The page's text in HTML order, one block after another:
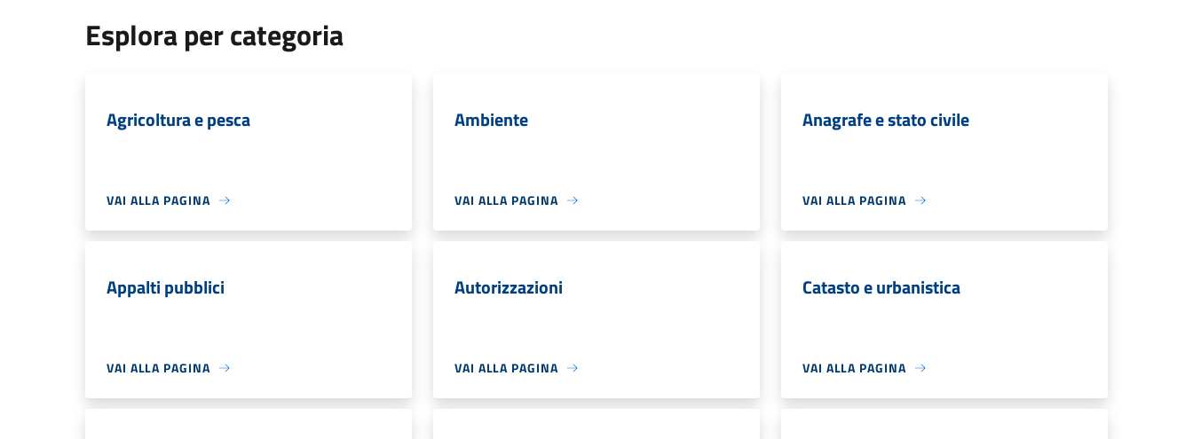
Esplora per categoria
Agricoltura e pesca
VAI ALLA PAGINA
Ambiente
VAI ALLA PAGINA
Anagrafe e stato civile
VAI ALLA PAGINA
Appalti pubblici
VAI ALLA PAGINA
Autorizzazioni
VAI ALLA PAGINA
Catasto e urbanistica
VAI ALLA PAGINA